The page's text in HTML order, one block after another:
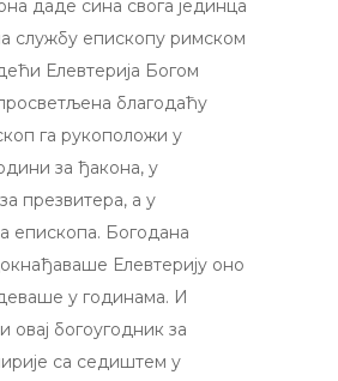
даде сина свога јединца
службу епископу римском
Елевтерија Богом
благодаћу
га рукоположи у
за ђакона, у
презвитера, а у
епископа. Богодана
Елевтерију оно
у годинама. И
овај богоугодник за
са седиштем у